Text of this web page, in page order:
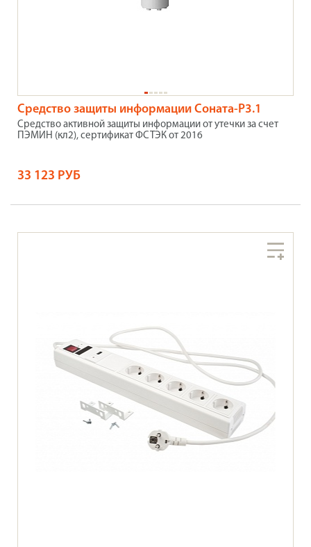
Средство защиты информации Соната-Р3.1
Средство активной защиты информации от утечки за счет
ПЭМИН (кл2), сертификат ФСТЭК от 2016
33 123 РУБ